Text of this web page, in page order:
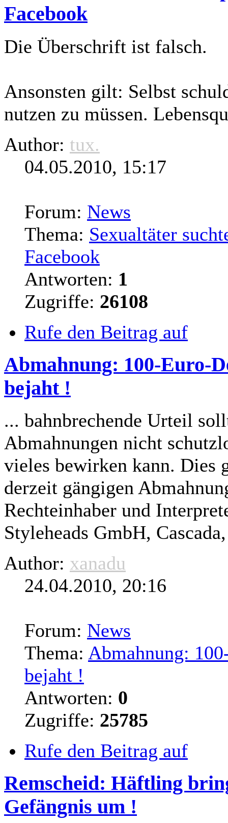
Facebook
Die Überschrift ist falsch.
Ansonsten gilt: Selbst
nutzen zu müssen.
Author: tux.
04.05.2010, 15:17
Forum: News
Thema: Sexualtäter
Facebook
Antworten: 1
Zugriffe: 26108
Rufe den Beitrag auf
Abmahnung: 100-Euro-
bejaht !
... bahnbrechende Urteil
Abmahnungen nicht
vieles bewirken kann. Dies
derzeit gängigen
Rechteinhaber und
Styleheads GmbH,
Author: xanadu
24.04.2010, 20:16
Forum: News
Thema: Abmahnung:
bejaht !
Antworten: 0
Zugriffe: 25785
Rufe den Beitrag auf
Remscheid: Häftling
Gefängnis um !